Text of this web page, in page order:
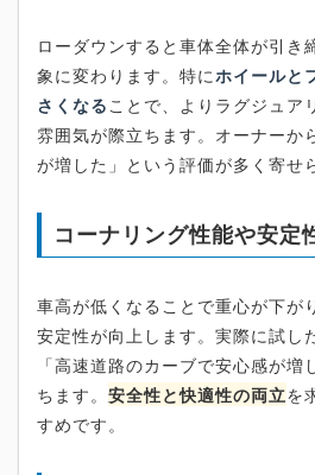
ローダウンすると車体全体が引き
象に変わります。特にホイールと
さくなることで、よりラグジュア
雰囲気が際立ちます。オーナーか
が増した」という評価が多く寄せ
コーナリング性能や安定
車高が低くなることで重心が下が
安定性が向上します。実際に試し
「高速道路のカーブで安心感が増
ちます。 安全性と快適性の両立を
すめです。